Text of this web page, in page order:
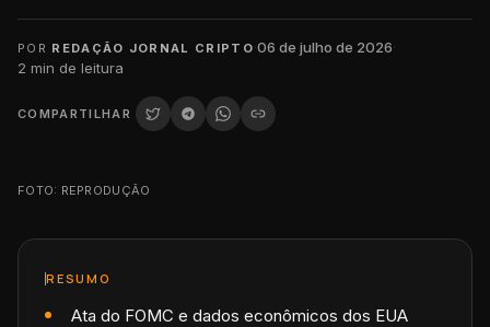
POR REDAÇÃO JORNAL CRIPTO·06 de julho de 2026·
2 min de leitura
COMPARTILHAR
FOTO: REPRODUÇÃO
RESUMO
Ata do FOMC e dados econômicos dos EUA